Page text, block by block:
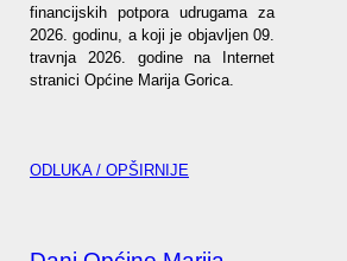
financijskih potpora udrugama za
2026. godinu, a koji je objavljen 09.
travnja 2026. godine na Internet
stranici Općine Marija Gorica.
ODLUKA / OPŠIRNIJE